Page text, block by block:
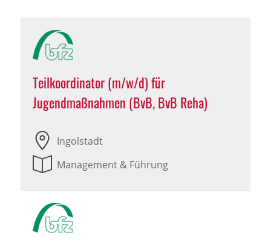
Teilkoordinator (m/w/d) für
Jugendmaßnahmen (BvB, BvB Reha)
Ingolstadt
Management & Führung